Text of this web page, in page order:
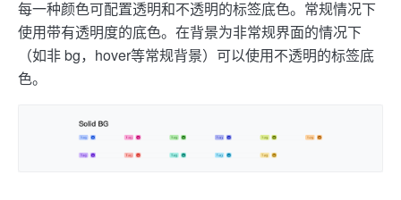
每一种颜色可配置透明和不透明的标签底色。常规情况下
使用带有透明度的底色。在背景为非常规界面的情况下
（如非 bg，hover等常规背景）可以使用不透明的标签底
色。